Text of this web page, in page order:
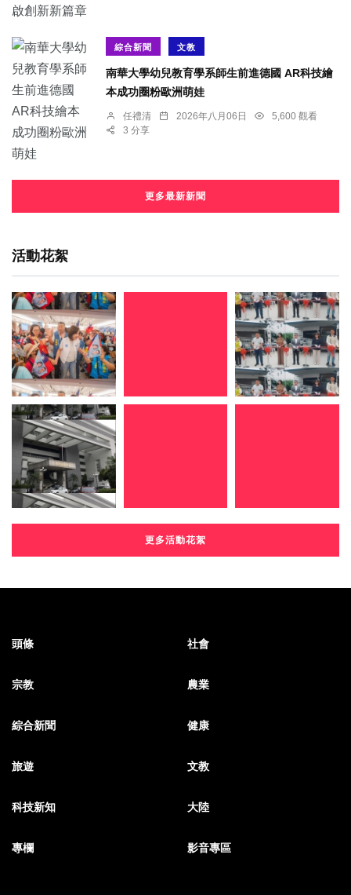
綜合新聞 文教
南華大學幼兒教育學系師生前進德國 AR科技繪
本成功圈粉歐洲萌娃
任禮清 2026年八月06日
5,600 觀看
3 分享
更多最新新聞
活動花絮
更多活動花絮
頭條 社會
宗教 農業
綜合新聞 健康
旅遊 文教
科技新知 大陸
專欄 影音專區